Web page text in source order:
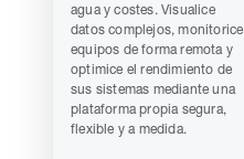
agua y costes. Visualice
datos complejos, monitorice
equipos de forma remota y
optimice el rendimiento de
sus sistemas mediante una
plataforma propia segura,
flexible y a medida.